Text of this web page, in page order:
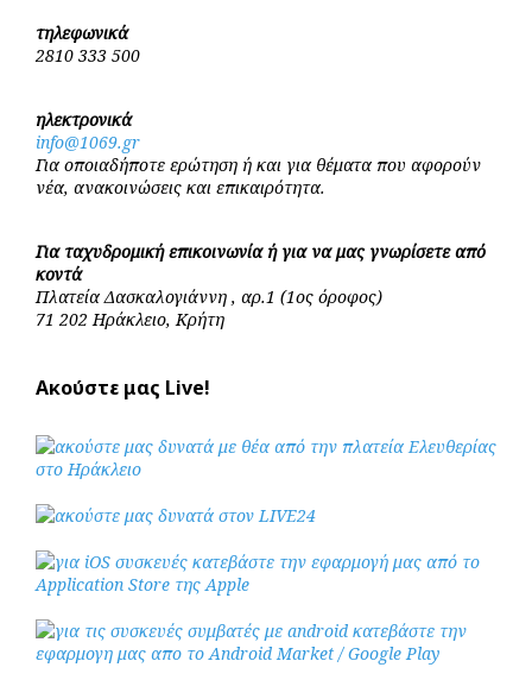
τηλεφωνικά
2810 333 500
ηλεκτρονικά
info@1069.gr
Για οποιαδήποτε ερώτηση ή και για θέματα που αφορούν
νέα, ανακοινώσεις και επικαιρότητα.
Για ταχυδρομική επικοινωνία ή για να μας γνωρίσετε από
κοντά
Πλατεία Δασκαλογιάννη , αρ.1 (1ος όροφος)
71 202 Ηράκλειο, Κρήτη
Ακούστε μας Live!